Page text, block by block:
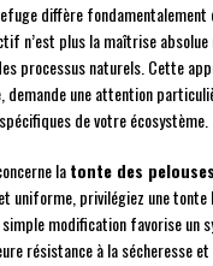
diffère
n’est plus la maîtrise
processus naturels. Cette
demande une attention
de votre écosystème.
latonte des pelouses
uniforme, privilégiez une tonte
modification favorise un
résistance à la sécheresse